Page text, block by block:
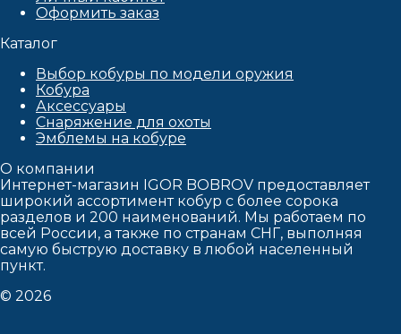
Оформить заказ
Каталог
Выбор кобуры по модели оружия
Кобура
Аксессуары
Снаряжение для охоты
Эмблемы на кобуре
О компании
Интернет-магазин IGOR BOBROV предоставляет
широкий ассортимент кобур c более сорока
разделов и 200 наименований. Мы работаем по
всей России, а также по странам СНГ, выполняя
самую быструю доставку в любой населенный
пункт.
© 2026